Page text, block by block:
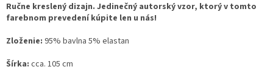
Ručne kreslený dizajn. Jedinečný autorský vzor, ktorý v tomto
farebnom prevedení kúpite len u nás!
Zloženie: 95% bavlna 5% elastan
Šírka: cca. 105 cm